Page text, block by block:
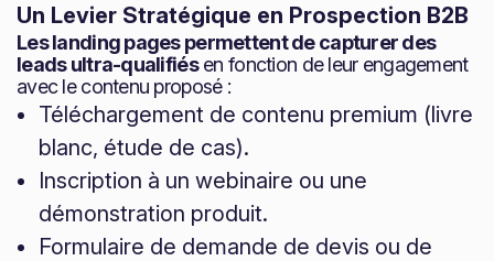
Un Levier Stratégique en Prospection B2B
Les landing pages permettent de capturer des
leads ultra-qualifiésen fonction de leur engagement
avec le contenu proposé :
Téléchargement de contenu premium (livre
blanc, étude de cas).
Inscription à un webinaire ou une
démonstration produit.
Formulaire de demande de devis ou de